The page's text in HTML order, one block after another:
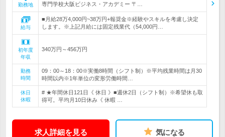
勤務地
専門学校大阪ビジネス・アカデミー 〒…
給与
■月給28万4,000円~38万円+報奨金※経験やスキルを考慮し決定
します。※上記月給には固定残業代（54,000円…
初年度
年収
340万円～456万円
勤務
時間
09：00～18：00※実働8時間（シフト制）※平均残業時間は月30
時間以内※1年単位の変形労働時間…
休日
休暇
# ★年間休日121日《 休日 》■週休2日（シフト制）※希望休も取
得可。平均月10日休み《 休暇 …
求人詳細を見る 気になる